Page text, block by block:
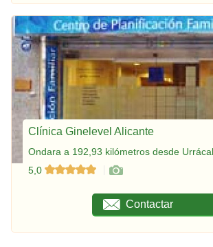
Clínica Ginelevel Alicante
Ondara a 192,93 kilómetros desde
5,0
Contactar